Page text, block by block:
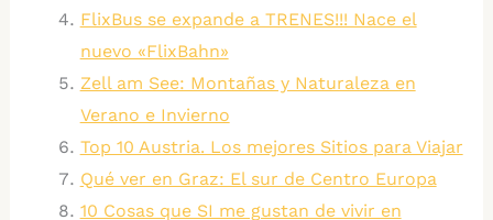
FlixBus se expande a TRENES!!! Nace el
nuevo «FlixBahn»
Zell am See: Montañas y Naturaleza en
Verano e Invierno
Top 10 Austria. Los mejores Sitios para Viajar
Qué ver en Graz: El sur de Centro Europa
10 Cosas que SI me gustan de vivir en